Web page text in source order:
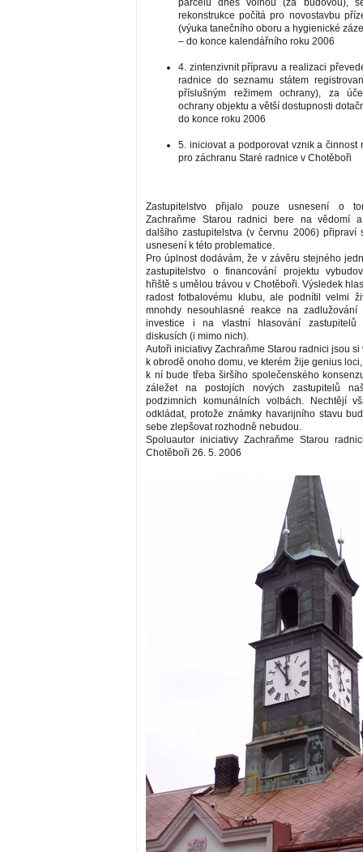
parcelu dnes volnou (za budovou),
rekonstrukce počítá pro novostavbu
(výuka tanečního oboru a hygienické
– do konce kalendářního roku 2006
4. zintenzivnit přípravu a realizaci
radnice do seznamu státem
příslušným režimem ochrany), za
ochrany objektu a větší dostupnosti
do konce roku 2006
5. iniciovat a podporovat vznik a činnost
pro záchranu Staré radnice v Chotěboři
Zastupitelstvo přijalo pouze usnesení o
Zachraňme Starou radnici bere na vědomí
dalšího zastupitelstva (v červnu 2006) připraví
usnesení k této problematice.
Pro úplnost dodávám, že v závěru stejného
zastupitelstvo o financování projektu
hřiště s umělou trávou v Chotěboři. Výsledek
radost fotbalovému klubu, ale podnítil velmi
mnohdy nesouhlasné reakce na zadlužování
investice i na vlastní hlasování zastupitelů
diskusích (i mimo nich).
Autoři iniciativy Zachraňme Starou radnici jsou si
k obrodě onoho domu, ve kterém žije genius
k ní bude třeba širšího společenského
záležet na postojích nových zastupitelů
podzimních komunálních volbách. Nechtějí
odkládat, protože známky havarijního stavu
sebe zlepšovat rozhodně nebudou.
Spoluautor iniciativy Zachraňme Starou
Chotěboři 26. 5. 2006